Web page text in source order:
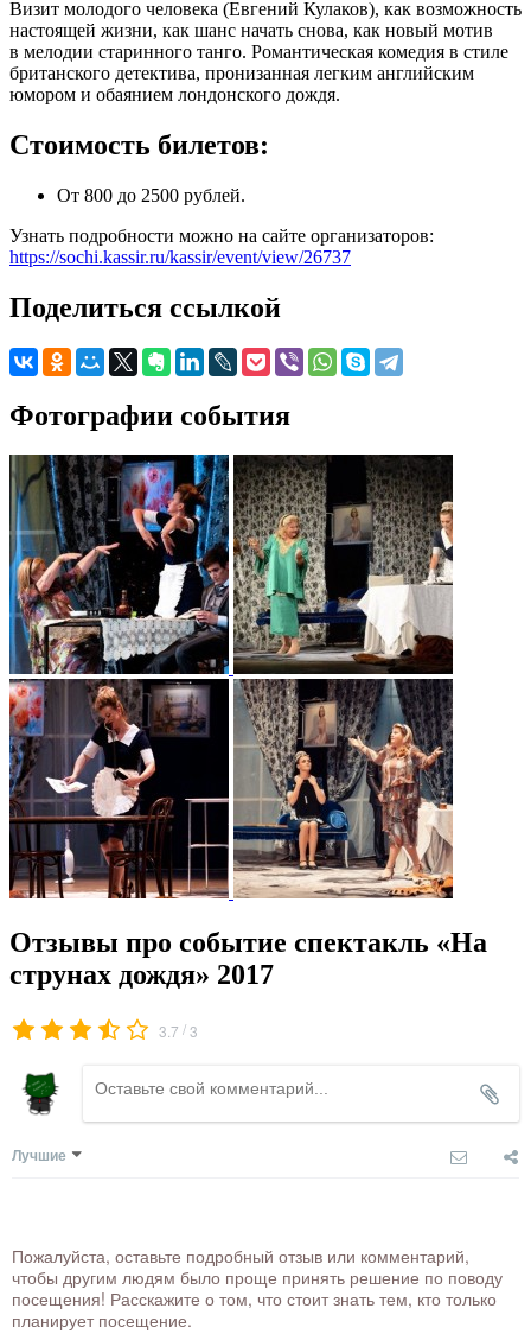
Визит молодого человека (Евгений Кулаков), как возможность
настоящей жизни, как шанс начать снова, как новый мотив
в мелодии старинного танго. Романтическая комедия в стиле
британского детектива, пронизанная легким английским
юмором и обаянием лондонского дождя.
Стоимость билетов:
От 800 до 2500 рублей.
Узнать подробности можно на сайте организаторов:
https://sochi.kassir.ru/kassir/event/view/26737
Поделиться ссылкой
Фотографии события
Отзывы про событие спектакль «На
струнах дождя» 2017
3.7 /3
Лучшие
Пожалуйста, оставьте подробный отзыв или комментарий,
чтобы другим людям было проще принять решение по поводу
посещения! Расскажите о том, что стоит знать тем, кто только
планирует посещение.